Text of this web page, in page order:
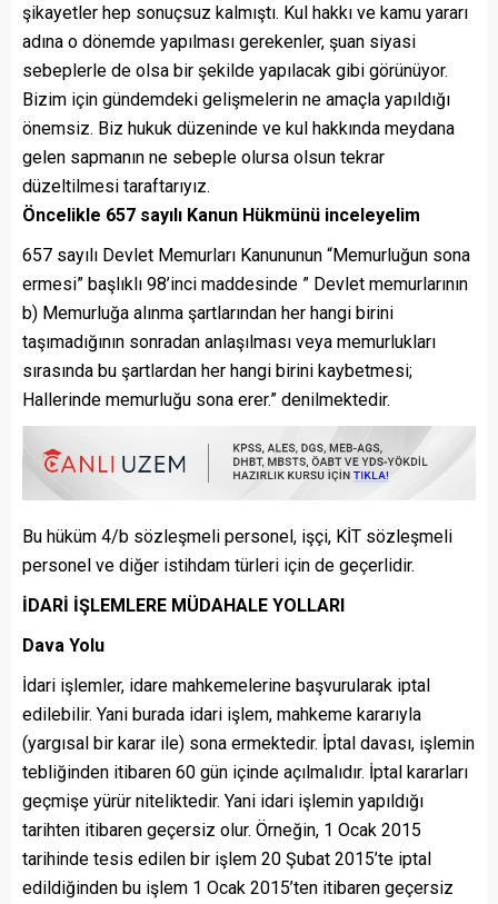
şikayetler hep sonuçsuz kalmıştı. Kul hakkı ve kamu yararı
adına o dönemde yapılması gerekenler, şuan siyasi
sebeplerle de olsa bir şekilde yapılacak gibi görünüyor.
Bizim için gündemdeki gelişmelerin ne amaçla yapıldığı
önemsiz. Biz hukuk düzeninde ve kul hakkında meydana
gelen sapmanın ne sebeple olursa olsun tekrar
düzeltilmesi taraftarıyız.
Öncelikle 657 sayılı Kanun Hükmünü inceleyelim
657 sayılı Devlet Memurları Kanununun “Memurluğun sona
ermesi” başlıklı 98’inci maddesinde ” Devlet memurlarının
b) Memurluğa alınma şartlarından her hangi birini
taşımadığının sonradan anlaşılması veya memurlukları
sırasında bu şartlardan her hangi birini kaybetmesi;
Hallerinde memurluğu sona erer.” denilmektedir.
Bu hüküm 4/b sözleşmeli personel, işçi, KİT sözleşmeli
personel ve diğer istihdam türleri için de geçerlidir.
İDARİ İŞLEMLERE MÜDAHALE YOLLARI
Dava Yolu
İdari işlemler, idare mahkemelerine başvurularak iptal
edilebilir. Yani burada idari işlem, mahkeme kararıyla
(yargısal bir karar ile) sona ermektedir. İptal davası, işlemin
tebliğinden itibaren 60 gün içinde açılmalıdır. İptal kararları
geçmişe yürür niteliktedir. Yani idari işlemin yapıldığı
tarihten itibaren geçersiz olur. Örneğin, 1 Ocak 2015
tarihinde tesis edilen bir işlem 20 Şubat 2015’te iptal
edildiğinden bu işlem 1 Ocak 2015’ten itibaren geçersiz